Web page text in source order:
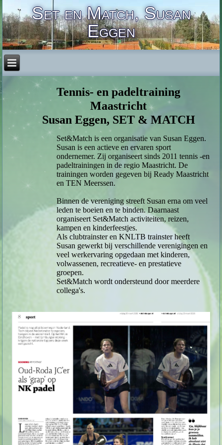
Set en Match, Susan
Eggen
Tennis- en padeltraining
Maastricht
Susan Eggen, SET & MATCH
Set&Match is een organisatie van Susan Eggen.
Susan is een actieve en ervaren sport
ondernemer. Zij organiseert sinds 2011 tennis -en
padeltrainingen in de regio Maastricht. De
trainingen worden gegeven bij Ready Maastricht
en TEN Meerssen.
Binnen de vereniging streeft Susan erna om veel
leden te boeien en te binden. Daarnaast
organiseert Set&Match activiteiten, reizen,
kampen en kinderfeestjes.
Als clubtrainster en KNLTB trainster heeft
Susan gewerkt bij verschillende verenigingen en
veel werkervaring opgedaan met kinderen,
volwassenen, recreatieve- en prestatieve
groepen.
Set&Match wordt ondersteund door meerdere
collega's.